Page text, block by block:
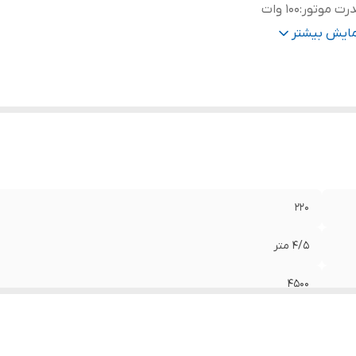
موتور :100 وات
سازنده: چین بیشتر
220
4/5 متر
4500